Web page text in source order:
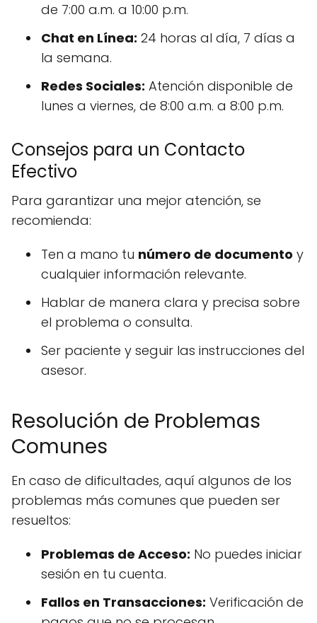
de 7:00 a.m. a 10:00 p.m.
Chat en Línea: 24 horas al día, 7 días a
la semana.
Redes Sociales: Atención disponible de
lunes a viernes, de 8:00 a.m. a 8:00 p.m.
Consejos para un Contacto
Efectivo
Para garantizar una mejor atención, se
recomienda:
Ten a mano tu número de documento y
cualquier información relevante.
Hablar de manera clara y precisa sobre
el problema o consulta.
Ser paciente y seguir las instrucciones del
asesor.
Resolución de Problemas
Comunes
En caso de dificultades, aquí algunos de los
problemas más comunes que pueden ser
resueltos:
Problemas de Acceso: No puedes iniciar
sesión en tu cuenta.
Fallos en Transacciones: Verificación de